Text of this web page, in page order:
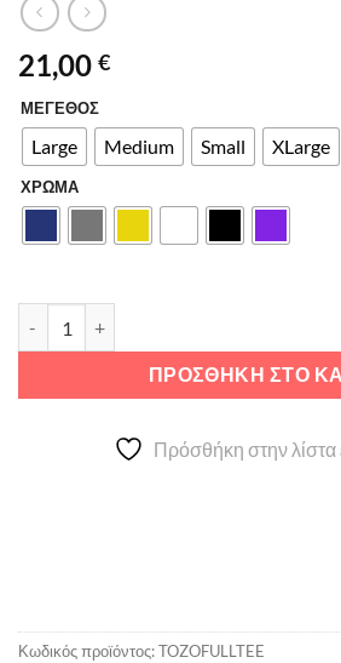
21,00 €
ΜΕΓΕΘΟΣ
Large Medium Small XLarge
ΧΡΩΜΑ
ΠΡΟΣΘΉΚΗ ΣΤΟ
Alternative:
Πρόσθήκη στην λίστα
Κωδικός προϊόντος:TOZOFULLTEE